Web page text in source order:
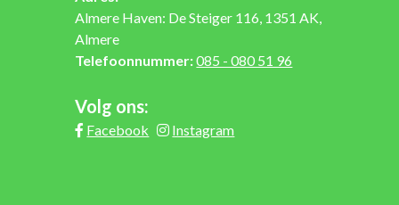
Almere Haven: De Steiger 116, 1351 AK,
Almere
Telefoonnummer:085 - 080 51 96
Volg ons:
Facebook Instagram